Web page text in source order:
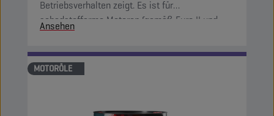
Betriebsverhalten zeigt. Es ist für
schadstoffarme Motoren (gemäß Euro II und
Euro III und für einige Motoren gemäß Euro IV)
geeignet.
Ansehen
MOTORÖLE